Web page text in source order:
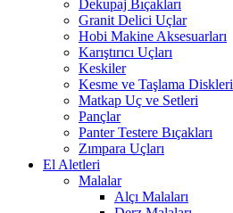
Dekupaj Bıçakları
Granit Delici Uçlar
Hobi Makine Aksesuarları
Karıştırıcı Uçları
Keskiler
Kesme ve Taşlama Diskleri
Matkap Uç ve Setleri
Pançlar
Panter Testere Bıçakları
Zımpara Uçları
El Aletleri
Malalar
Alçı Malaları